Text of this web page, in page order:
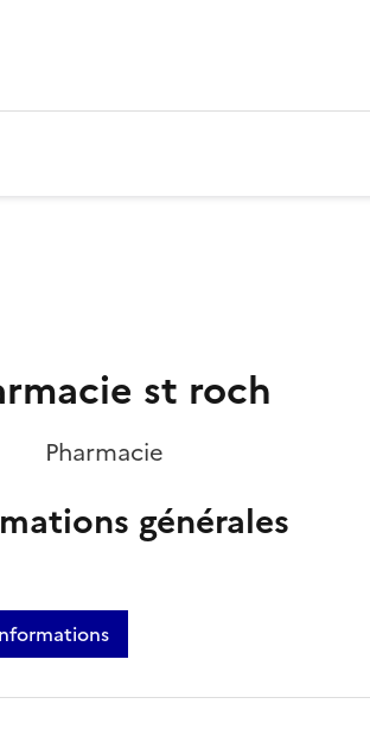
st roch
Pharmacie
générales